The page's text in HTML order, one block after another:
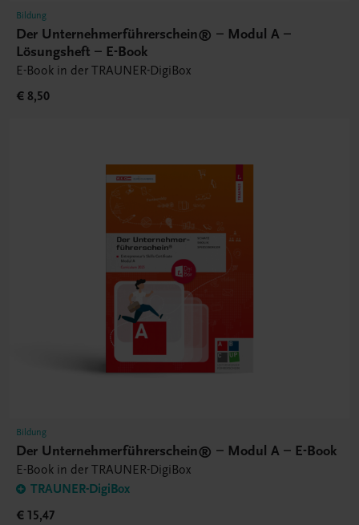
Bildung
Der Unternehmerführerschein® – Modul A –
Lösungsheft – E-Book
E-Book in der TRAUNER-DigiBox
€ 8,50
Bildung
Der Unternehmerführerschein® – Modul A – E-Book
E-Book in der TRAUNER-DigiBox
TRAUNER-DigiBox
€ 15,47